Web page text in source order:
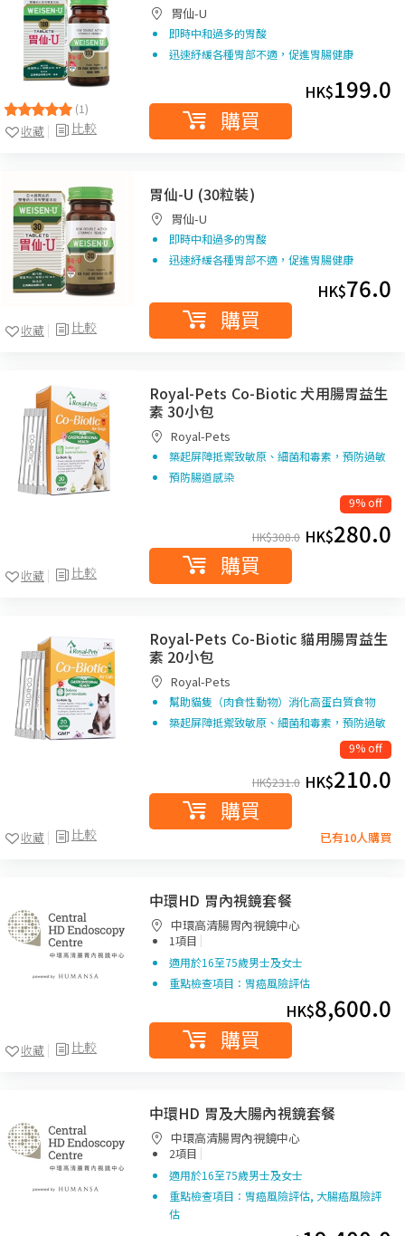
(1)
比較
收藏
胃仙-U
即時中和過多的胃酸
迅速紓緩各種胃部不適，促進胃腸健康
HK$199.0
購買
比較
收藏
胃仙-U (30粒裝)
胃仙-U
即時中和過多的胃酸
迅速紓緩各種胃部不適，促進胃腸健康
HK$76.0
購買
比較
收藏
Royal-Pets Co-Biotic 犬用腸胃益生
素 30小包
Royal-Pets
築起屏障抵禦致敏原、細菌和毒素，預防過敏
預防腸道感染
9% off
HK$308.0 HK$280.0
購買
比較
收藏
Royal-Pets Co-Biotic 貓用腸胃益生
素 20小包
Royal-Pets
幫助貓隻（肉食性動物）消化高蛋白質食物
築起屏障抵禦致敏原、細菌和毒素，預防過敏
9% off
HK$231.0 HK$210.0
購買
已有10人購買
比較
收藏
中環HD 胃內視鏡套餐
中環高清腸胃內視鏡中心
1項目 |
適用於16至75歲男士及女士
重點檢查項目：胃癌風險評估
HK$8,600.0
購買
中環HD 胃及大腸內視鏡套餐
中環高清腸胃內視鏡中心
2項目 |
適用於16至75歲男士及女士
重點檢查項目：胃癌風險評估, 大腸癌風險評
估